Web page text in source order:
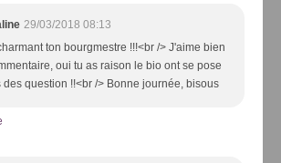
29/03/2018 08:13
ton bourgmestre !!!<br /> J'aime bien
oui tu as raison le bio ont se pose
des question !!<br /> Bonne journée, bisous